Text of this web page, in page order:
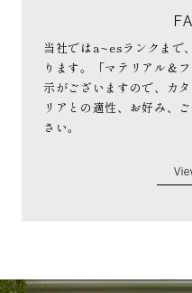
当社ではa~esランクまで
ります。「マテリアル＆
示がございますので、カ
リアとの適性、お好み、
さい。